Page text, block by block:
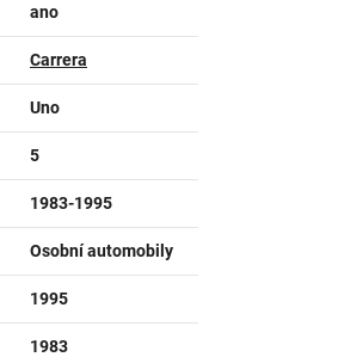
ano
Carrera
Uno
5
1983-1995
Osobní automobily
1995
1983